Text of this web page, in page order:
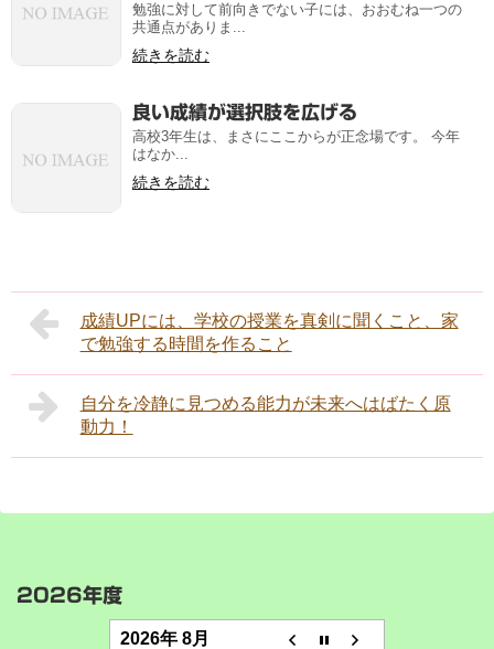
勉強に対して前向きでない子には、おおむね一つの
共通点がありま...
続きを読む
良い成績が選択肢を広げる
高校3年生は、まさにここからが正念場です。 今年
はなか...
続きを読む
成績UPには、学校の授業を真剣に聞くこと、家
で勉強する時間を作ること
自分を冷静に見つめる能力が未来へはばたく原
動力！
2026年度
2026年 8月